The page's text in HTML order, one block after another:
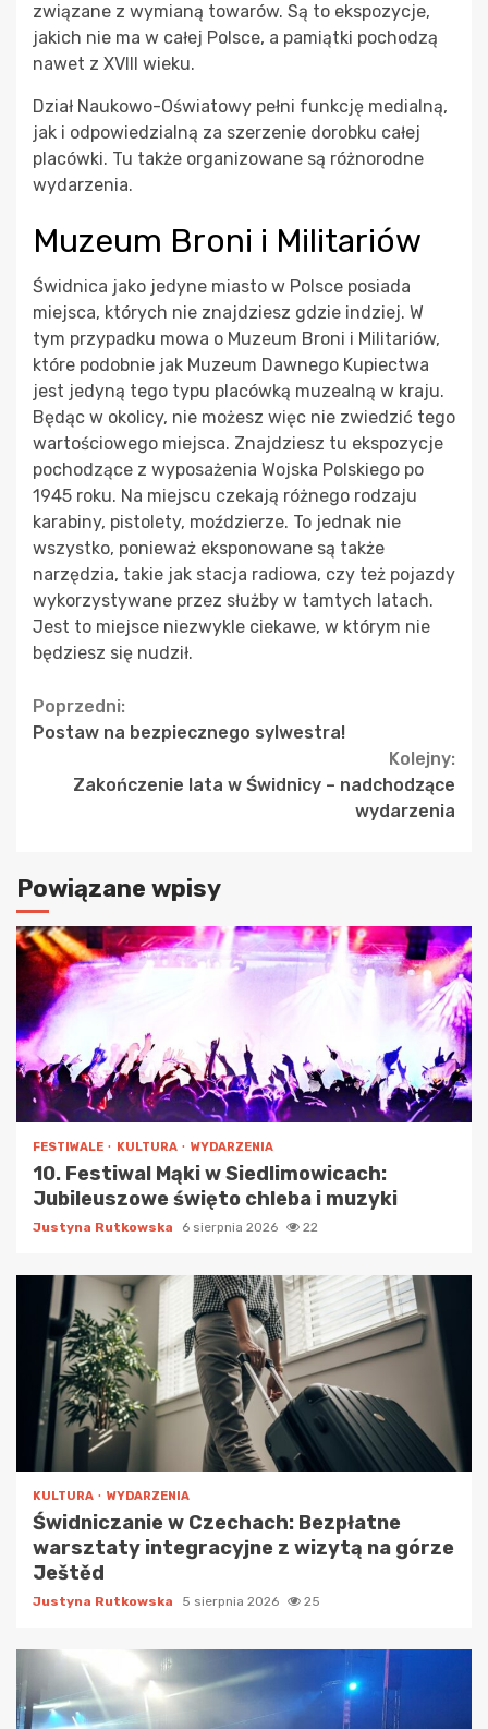
związane z wymianą towarów. Są to ekspozycje,
jakich nie ma w całej Polsce, a pamiątki pochodzą
nawet z XVIII wieku.
Dział Naukowo-Oświatowy pełni funkcję medialną,
jak i odpowiedzialną za szerzenie dorobku całej
placówki. Tu także organizowane są różnorodne
wydarzenia.
Muzeum Broni i Militariów
Świdnica jako jedyne miasto w Polsce posiada
miejsca, których nie znajdziesz gdzie indziej. W
tym przypadku mowa o Muzeum Broni i Militariów,
które podobnie jak Muzeum Dawnego Kupiectwa
jest jedyną tego typu placówką muzealną w kraju.
Będąc w okolicy, nie możesz więc nie zwiedzić tego
wartościowego miejsca. Znajdziesz tu ekspozycje
pochodzące z wyposażenia Wojska Polskiego po
1945 roku. Na miejscu czekają różnego rodzaju
karabiny, pistolety, moździerze. To jednak nie
wszystko, ponieważ eksponowane są także
narzędzia, takie jak stacja radiowa, czy też pojazdy
wykorzystywane przez służby w tamtych latach.
Jest to miejsce niezwykle ciekawe, w którym nie
będziesz się nudził.
Continue
Poprzedni:
Postaw na bezpiecznego sylwestra!
Kolejny:
Zakończenie lata w Świdnicy – nadchodzące
wydarzenia
Powiązane wpisy
FESTIWALE KULTURA WYDARZENIA
10. Festiwal Mąki w Siedlimowicach:
Jubileuszowe święto chleba i muzyki
Justyna Rutkowska 6 sierpnia 2026 22
KULTURA WYDARZENIA
Świdniczanie w Czechach: Bezpłatne
warsztaty integracyjne z wizytą na górze
Ještěd
Justyna Rutkowska 5 sierpnia 2026 25